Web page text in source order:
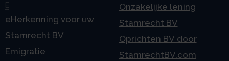
E
eHerkenning voor uw
Stamrecht BV
Emigratie
Onzakelijke lening
Stamrecht BV
Oprichten BV door
StamrechtBV.com